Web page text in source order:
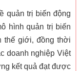
quản trị biến động
hình quản trị biến
thế giới, đồng thời
doanh nghiệp Việt
kết quả đạt được